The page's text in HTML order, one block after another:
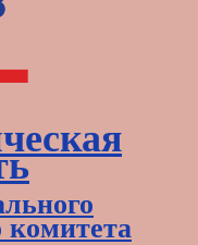
комитета